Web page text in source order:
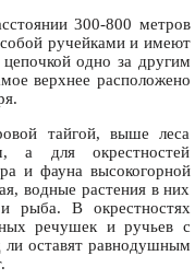
300-800 метров
ручейками и имеют
одно за другим
верхнее расположено
тайгой, выше леса
а для окрестностей
и фауна высокогорной
водные растения в них
и рыба. В окрестностях
речушек и ручьев с
оставят равнодушным